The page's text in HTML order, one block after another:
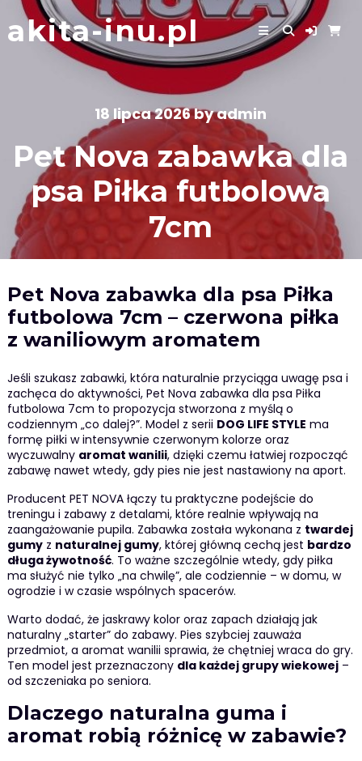
Skip
to
content
akita-inu.pl
18 lipca 2026byadmin
Pet Nova zabawka dla
psa Piłka futbolowa
7cm
Pet Nova zabawka dla psa Piłka
futbolowa 7cm – czerwona piłka
z waniliowym aromatem
Jeśli szukasz zabawki, która naturalnie przyciąga uwagę psa i
zachęca do aktywności, Pet Nova zabawka dla psa Piłka
futbolowa 7cm to propozycja stworzona z myślą o
codziennym „co dalej?”. Model z serii DOG LIFE STYLE ma
formę piłki w intensywnie czerwonym kolorze oraz
wyczuwalny aromat wanilii, dzięki czemu łatwiej rozpocząć
zabawę nawet wtedy, gdy pies nie jest nastawiony na aport.
Producent PET NOVA łączy tu praktyczne podejście do
treningu i zabawy z detalami, które realnie wpływają na
zaangażowanie pupila. Zabawka została wykonana z twardej
gumyz naturalnej gumy, której główną cechą jest bardzo
długa żywotność. To ważne szczególnie wtedy, gdy piłka
ma służyć nie tylko „na chwilę”, ale codziennie – w domu, w
ogrodzie i w czasie wspólnych spacerów.
Warto dodać, że jaskrawy kolor oraz zapach działają jak
naturalny „starter” do zabawy. Pies szybciej zauważa
przedmiot, a aromat wanilii sprawia, że chętniej wraca do gry.
Ten model jest przeznaczony dla każdej grupy wiekowej–
od szczeniaka po seniora.
Dlaczego naturalna guma i
aromat robią różnicę w zabawie?